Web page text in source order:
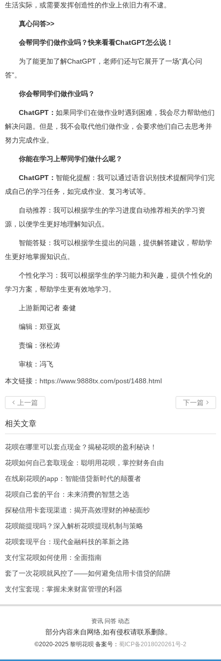
生活实际，或需要发挥创造性的作业上依旧力有不逮。
真心问答>>
会帮同学们做作业吗？快来看看ChatGPT怎么说！
为了能更加了解ChatGPT，老师们还与它展开了一场“真心问
答”。
你会帮同学们做作业吗？
ChatGPT： 如果同学们在做作业时遇到困难，我会尽力帮助他们
解决问题。但是，我不会取代他们做作业，会要求他们自己去思考并
努力完成作业。
你能在学习上帮同学们做什么呢？
ChatGPT： 智能化提醒：我可以通过语音识别技术提醒同学们完
成自己的学习任务，如完成作业、复习考试等。
自动推荐：我可以根据学生的学习进度自动推荐相关的学习资
源，以便学生更好地理解知识点。
智能答疑：我可以根据学生提出的问题，提供解答建议，帮助学
生更好地掌握知识点。
个性化学习：我可以根据学生的学习能力和兴趣，提供个性化的
学习方案，帮助学生更有效地学习。
上游新闻记者 秦健
编辑：郑亚岚
责编：张松涛
审核：冯飞
本文链接： https://www.9888tx.com/post/1488.html
 上一篇 下一篇 
相关文章
花呗在哪里可以套点现金？揭秘花呗的盈利秘诀！
花呗如何自己套取现金：聪明用花呗，掌控财务自由
在线刷花呗的app：智能借贷新时代的颠覆者
花呗自己套的平台：未来消费的智慧之选
探秘信用卡套现渠道：揭开高效理财的神秘面纱
花呗能提现吗？深入解析花呗提现机制与策略
花呗套现平台：现代金融科技的革新之路
支付宝花呗如何使用：全面指南
套了一次花呗就风控了——如何避免信用卡借贷的陷阱
支付宝套现：掌握未来财富管理的利器
资讯 问答 动态
部分内容来自网络,如有侵权请联系删除。
©2020-2025 黎明花呗 备案号： 蜀ICP备2018020261号-2